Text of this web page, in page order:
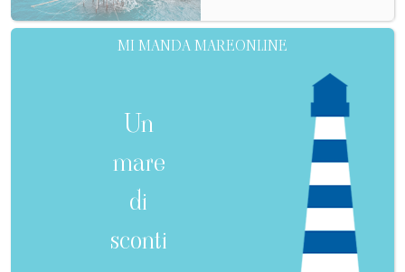
MI MANDA MAREONLINE
Un
mare
di
sconti